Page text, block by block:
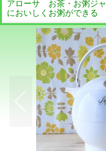
アローサ お茶・お粥ジ
においしくお粥ができる